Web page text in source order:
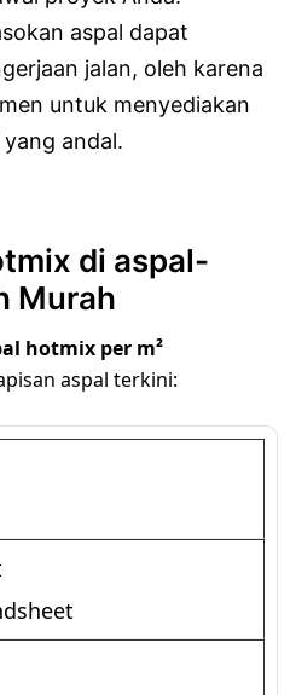
aspal dapat
jalan, oleh karena
untuk menyediakan
andal.
di aspal-
Murah
hotmix per m²
aspal terkini: